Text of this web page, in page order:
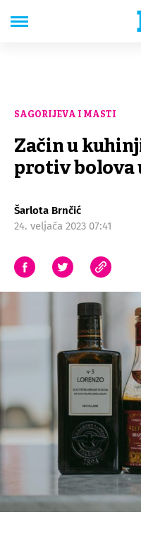
SAGORIJEVA I MASTI
Začin u
protiv bolova
Šarlota Brnčić
24. veljača 2023 07:41